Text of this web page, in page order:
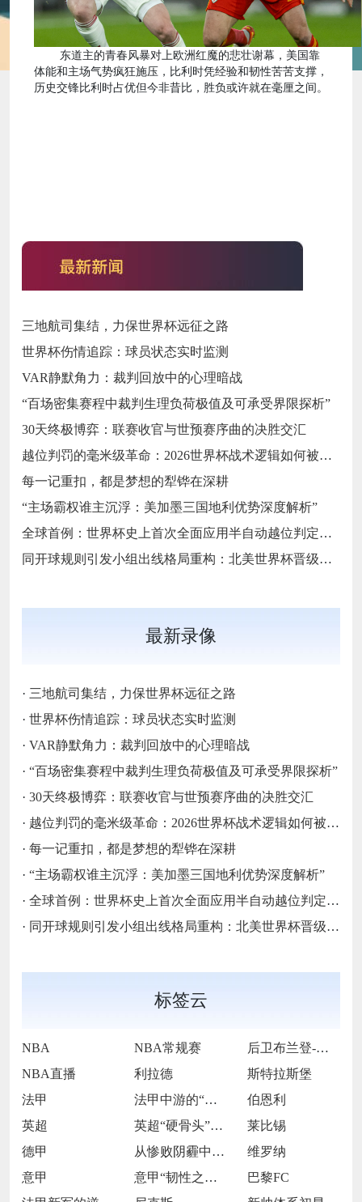
东道主的青春风暴对上欧洲红魔的悲壮谢幕，美国靠
体能和主场气势疯狂施压，比利时凭经验和韧性苦苦支撑，
历史交锋比利时占优但今非昔比，胜负或许就在毫厘之间。
三地航司集结，力保世界杯远征之路
世界杯伤情追踪：球员状态实时监测
VAR静默角力：裁判回放中的心理暗战
“百场密集赛程中裁判生理负荷极值及可承受界限探析”
30天终极博弈：联赛收官与世预赛序曲的决胜交汇
越位判罚的毫米级革命：2026世界杯战术逻辑如何被规则精度重塑
每一记重扣，都是梦想的犁铧在深耕
“主场霸权谁主沉浮：美加墨三国地利优势深度解析”
全球首例：世界杯史上首次全面应用半自动越位判定技术
同开球规则引发小组出线格局重构：北美世界杯晋级逻辑的深层变局
最新录像
· 三地航司集结，力保世界杯远征之路
· 世界杯伤情追踪：球员状态实时监测
· VAR静默角力：裁判回放中的心理暗战
· “百场密集赛程中裁判生理负荷极值及可承受界限探析”
· 30天终极博弈：联赛收官与世预赛序曲的决胜交汇
· 越位判罚的毫米级革命：2026世界杯战术逻辑如何被规则精度重塑
· 每一记重扣，都是梦想的犁铧在深耕
· “主场霸权谁主沉浮：美加墨三国地利优势深度解析”
· 全球首例：世界杯史上首次全面应用半自动越位判定技术
· 同开球规则引发小组出线格局重构：北美世界杯晋级逻辑的深层变局
标签云
NBA NBA常规赛
后卫布兰登-威廉姆斯
NBA直播
利拉德
斯特拉斯堡
法甲
法甲中游的“韧性交响曲”
伯恩利
英超
英超“硬骨头”的挣扎与突围
莱比锡
德甲
从惨败阴霾中走出的德甲“逆袭者”
维罗纳
意甲
意甲“韧性之师”的逆袭征途
巴黎FC